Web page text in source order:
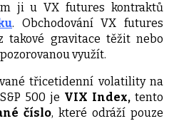
ji u VX futures kontraktů
. Obchodování VX futures
gravitace těžit nebo
využít.
třicetidenní volatility na
500 je VIX Index, tento
číslo, které odráží pouze